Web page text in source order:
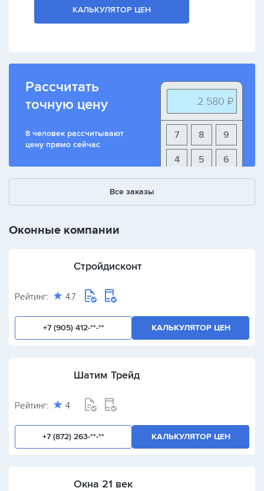
КАЛЬКУЛЯТОР ЦЕН
Рассчитать
точную цену
8 человек рассчитывают
цену прямо сейчас
2 580 ₽
9
8
7
6
5
4
+ - /
Все заказы
Оконные компании
Стройдисконт
Рейтинг: 4.7
+7 (905) 412-**-** КАЛЬКУЛЯТОР ЦЕН
Шатим Трейд
Рейтинг: 4
+7 (872) 263-**-** КАЛЬКУЛЯТОР ЦЕН
Окна 21 век